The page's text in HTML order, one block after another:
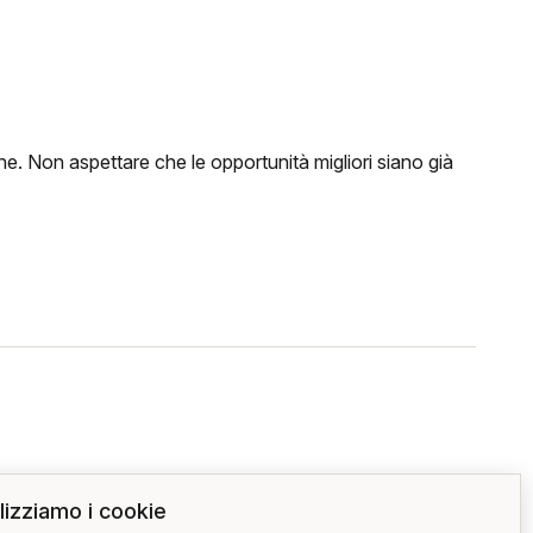
Non aspettare che le opportunità migliori siano già
i cookie